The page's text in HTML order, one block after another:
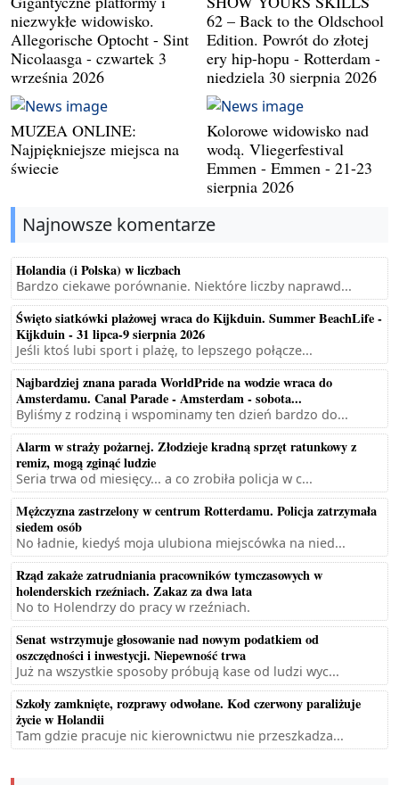
niezwykłe widowisko.
Allegorische Optocht - Sint
Nicolaasga - czwartek 3
września 2026
62 – Back to the Oldschool
Edition. Powrót do złotej
ery hip-hopu - Rotterdam -
niedziela 30 sierpnia 2026
MUZEA ONLINE:
Najpiękniejsze miejsca na
świecie
Kolorowe widowisko nad
wodą. Vliegerfestival
Emmen - Emmen - 21-23
sierpnia 2026
Najnowsze komentarze
Holandia (i Polska) w liczbach
Bardzo ciekawe porównanie. Niektóre liczby naprawd...
Święto siatkówki plażowej wraca do Kijkduin. Summer BeachLife -
Kijkduin - 31 lipca-9 sierpnia 2026
Jeśli ktoś lubi sport i plażę, to lepszego połącze...
Najbardziej znana parada WorldPride na wodzie wraca do
Amsterdamu. Canal Parade - Amsterdam - sobota...
Byliśmy z rodziną i wspominamy ten dzień bardzo do...
Alarm w straży pożarnej. Złodzieje kradną sprzęt ratunkowy z
remiz, mogą zginąć ludzie
Seria trwa od miesięcy... a co zrobiła policja w c...
Mężczyzna zastrzelony w centrum Rotterdamu. Policja zatrzymała
siedem osób
No ładnie, kiedyś moja ulubiona miejscówka na nied...
Rząd zakaże zatrudniania pracowników tymczasowych w
holenderskich rzeźniach. Zakaz za dwa lata
No to Holendrzy do pracy w rzeźniach.
Senat wstrzymuje głosowanie nad nowym podatkiem od
oszczędności i inwestycji. Niepewność trwa
Już na wszystkie sposoby próbują kase od ludzi wyc...
Szkoły zamknięte, rozprawy odwołane. Kod czerwony paraliżuje
życie w Holandii
Tam gdzie pracuje nic kierownictwu nie przeszkadza...